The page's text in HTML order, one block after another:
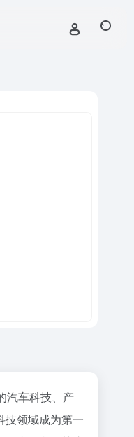
汽车科技、产
技领域成为第一